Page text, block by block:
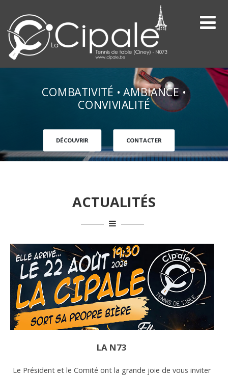
COMBATIVITÉ • AMBIANCE •
CONVIVIALITÉ
DÉCOUVRIR CONTACTER
ACTUALITÉS
LA N73
Le Président et le Comité ont la grande joie de vous inviter